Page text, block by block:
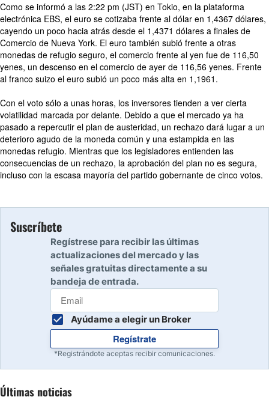
Como se informó a las 2:22 pm (JST) en Tokio, en la plataforma
electrónica EBS, el euro se cotizaba frente al dólar en 1,4367 dólares,
cayendo un poco hacia atrás desde el 1,4371 dólares a finales de
Comercio de Nueva York. El euro también subió frente a otras
monedas de refugio seguro, el comercio frente al yen fue de 116,50
yenes, un descenso en el comercio de ayer de 116,56 yenes. Frente
al franco suizo el euro subió un poco más alta en 1,1961.
Con el voto sólo a unas horas, los inversores tienden a ver cierta
volatilidad marcada por delante. Debido a que el mercado ya ha
pasado a repercutir el plan de austeridad, un rechazo dará lugar a un
deterioro agudo de la moneda común y una estampida en las
monedas refugio. Mientras que los legisladores entienden las
consecuencias de un rechazo, la aprobación del plan no es segura,
incluso con la escasa mayoría del partido gobernante de cinco votos.
Suscríbete
Regístrese para recibir las últimas
actualizaciones del mercado y las
señales gratuitas directamente a su
bandeja de entrada.
Ayúdame a elegir un Broker
Regístrate
*Registrándote aceptas recibir comunicaciones.
Últimas noticias